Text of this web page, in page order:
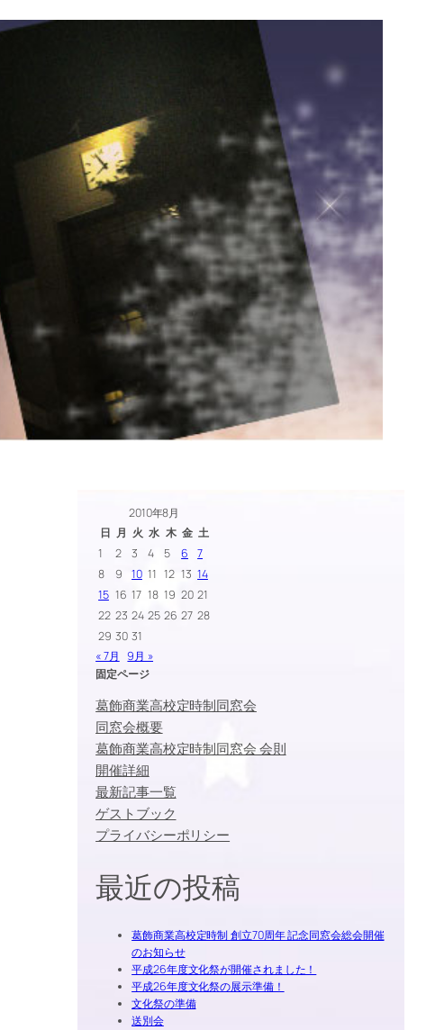
2010年8月
日 月 火 水 木 金 土
1
2 3 4 5 6
7
8
9 10 11 12 13 14
15 16 17 18 19 20 21
22 23 24 25 26 27 28
29 30 31
« 7月
9月 »
固定ページ
葛飾商業高校定時制同窓会
同窓会概要
葛飾商業高校定時制同窓会 会則
開催詳細
最新記事一覧
ゲストブック
プライバシーポリシー
最近の投稿
葛飾商業高校定時制 創立70周年 記念同窓会総会開催
のお知らせ
平成26年度文化祭が開催されました！
平成26年度文化祭の展示準備！
文化祭の準備
送別会